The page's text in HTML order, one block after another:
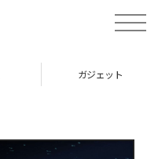
toggle
ガジェット